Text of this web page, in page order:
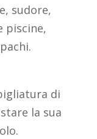
sudore,
piscine,
di
la sua